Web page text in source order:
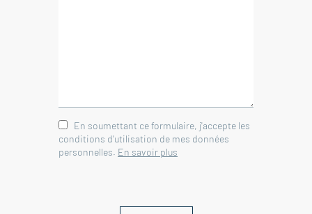
En soumettant ce formulaire, j'accepte les
conditions d'utilisation de mes données
personnelles. En savoir plus